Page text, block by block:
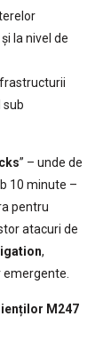
la nivel de
sub
” – unde de
10 minute –
pentru
atacuri de
,
M247